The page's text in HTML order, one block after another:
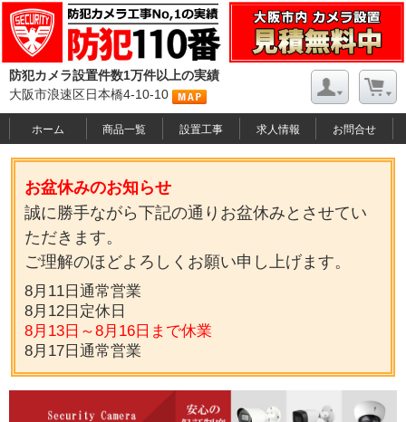
防犯カメラ設置件数1万件以上の実績
大阪市浪速区日本橋4-10-10
ホーム 商品一覧 設置工事 求人情報 お問合せ
お盆休みのお知らせ
誠に勝手ながら下記の通りお盆休みとさせてい
ただきます。
ご理解のほどよろしくお願い申し上げます。
8月11日通常営業
8月12日定休日
8月13日～8月16日まで休業
8月17日通常営業
会社概要 お問い合わせ
特定商取引に関する表記 プライバシーポリシー
Copyright © 2013- 2026 BOUHAN110BAN All rights reserved.